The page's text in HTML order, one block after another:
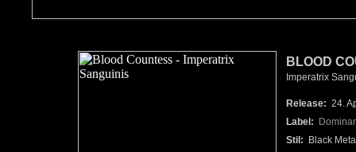
BLOOD
Imperatrix
Release: 24.
Label:
Stil: Black